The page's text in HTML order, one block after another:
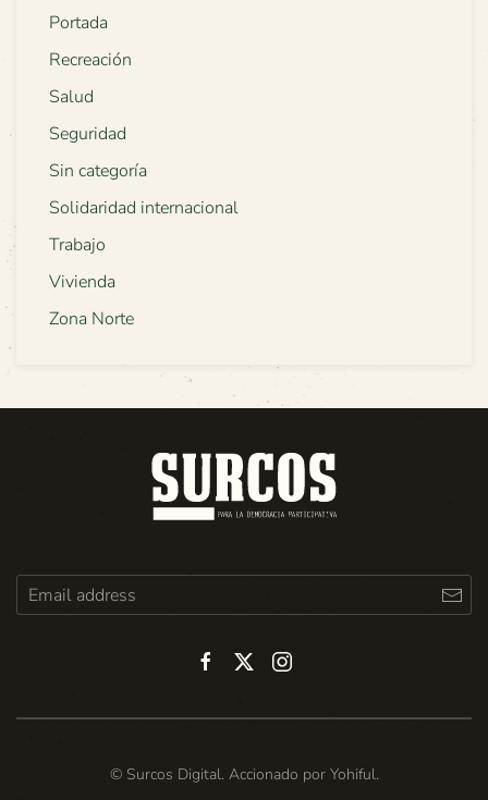
Portada
Recreación
Salud
Seguridad
Sin categoría
Solidaridad internacional
Trabajo
Vivienda
Zona Norte
© Surcos Digital. Accionado por Yohiful.